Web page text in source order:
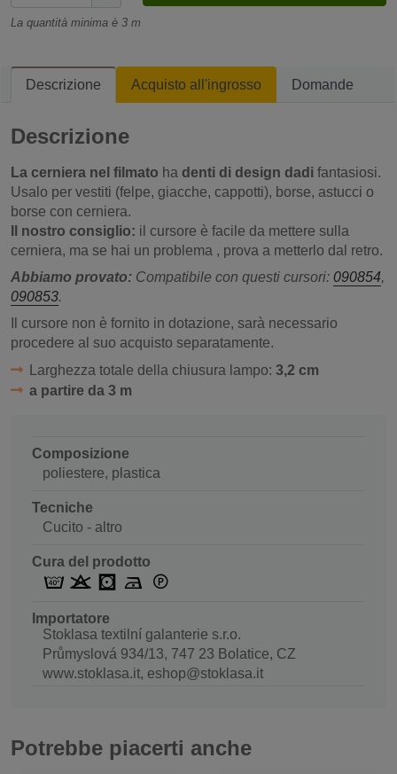
La quantità minima è 3 m
Descrizione Acquisto all'ingrosso Domande
Descrizione
La cerniera nel filmato ha denti di design dadi fantasiosi.
Usalo per vestiti (felpe, giacche, cappotti), borse, astucci o
borse con cerniera.
Il nostro consiglio: il cursore è facile da mettere sulla
cerniera, ma se hai un problema , prova a metterlo dal retro.
Abbiamo provato: Compatibile con questi cursori: 090854,
090853.
Il cursore non è fornito in dotazione, sarà necessario
procedere al suo acquisto separatamente.
Larghezza totale della chiusura lampo: 3,2 cm
a partire da 3 m
Composizione
poliestere, plastica
Tecniche
Cucito - altro
Cura del prodotto
Importatore
Stoklasa textilní galanterie s.r.o.
Průmyslová 934/13, 747 23 Bolatice, CZ
www.stoklasa.it, eshop@stoklasa.it
Potrebbe piacerti anche